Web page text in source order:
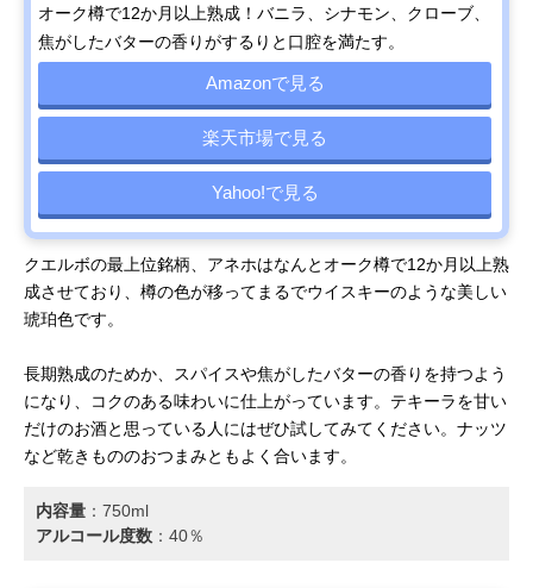
オーク樽で12か月以上熟成！バニラ、シナモン、クローブ、
焦がしたバターの香りがするりと口腔を満たす。
Amazonで見る
楽天市場で見る
Yahoo!で見る
クエルボの最上位銘柄、アネホはなんとオーク樽で12か月以上熟
成させており、樽の色が移ってまるでウイスキーのような美しい
琥珀色です。
長期熟成のためか、スパイスや焦がしたバターの香りを持つよう
になり、コクのある味わいに仕上がっています。テキーラを甘い
だけのお酒と思っている人にはぜひ試してみてください。ナッツ
など乾きもののおつまみともよく合います。
内容量 ：‎750ml
アルコール度数 ：40％